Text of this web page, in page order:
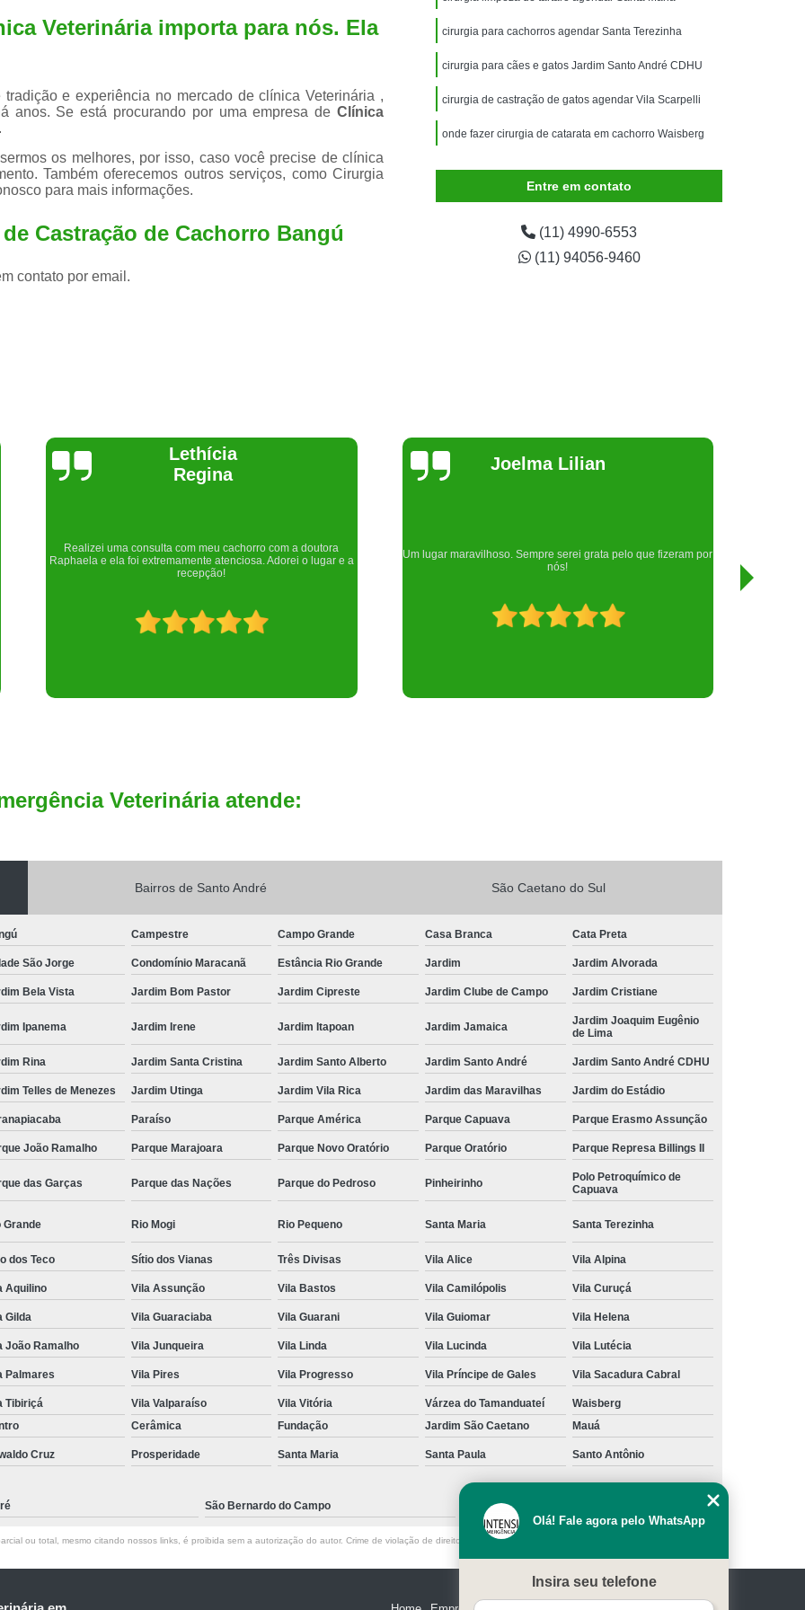
Exame para Animais
Exame para Animais Santo André
Exame para Animais São Caetano
Internação Animal
Internação de Animais
Internação para Animais de Estimação
Internação para Cachorro
Internação para Cães
Internação para Gatos
Internação Semi Intensiva Veterinária
Internação Uti Veterinária
Internação Veterinária Santo André
Internação Veterinária São Caetano
Limpeza de Tártaro para Cães
Veterinária importa para nós. Ela
e experiência no mercado de clínica Veterinária ,
anos. Se está procurando por uma empresa de Clínica
os melhores, por isso, caso você precise de clínica
Também oferecemos outros serviços, como Cirurgia
para mais informações.
Castração de Cachorro Bangú
contato por email.
cirurgia para cachorros agendar Santa Terezinha
cirurgia para cães e gatos Jardim Santo André CDHU
cirurgia de castração de gatos agendar Vila Scarpelli
onde fazer cirurgia de catarata em cachorro Waisberg
Entre em contato
(11) 4990-6553
(11) 94056-9460
e a
Joelma Lilian
Um lugar maravilhoso. Sempre serei grata pelo que fizeram por
nós!
Samara
Rodrigues
Nota mil para esta clínica, que cuidou da minha filha Gamora
🐱, atendimento top, desde a recepção que são muito
atenciosas.
Veterinária atende:
Bairros de Santo André São Caetano do Sul
Campestre Campo Grande Casa Branca Cata Preta
São Jorge Condomínio Maracanã Estância Rio Grande Jardim Jardim Alvorada
Bela Vista Jardim Bom Pastor Jardim Cipreste Jardim Clube de Campo Jardim Cristiane
Ipanema Jardim Irene Jardim Itapoan Jardim Jamaica
Jardim Joaquim Eugênio
de Lima
Rina Jardim Santa Cristina Jardim Santo Alberto Jardim Santo André Jardim Santo André CDHU
Telles de Menezes Jardim Utinga Jardim Vila Rica Jardim das Maravilhas Jardim do Estádio
Paraíso Parque América Parque Capuava Parque Erasmo Assunção
João Ramalho Parque Marajoara Parque Novo Oratório Parque Oratório Parque Represa Billings II
das Garças Parque das Nações Parque do Pedroso Pinheirinho
Polo Petroquímico de
Capuava
Grande Rio Mogi Rio Pequeno Santa Maria Santa Terezinha
dos Teco Sítio dos Vianas Três Divisas Vila Alice Vila Alpina
Aquilino Vila Assunção Vila Bastos Vila Camilópolis Vila Curuçá
Gilda Vila Guaraciaba Vila Guarani Vila Guiomar Vila Helena
João Ramalho Vila Junqueira Vila Linda Vila Lucinda Vila Lutécia
Palmares Vila Pires Vila Progresso Vila Príncipe de Gales Vila Sacadura Cabral
Tibiriçá Vila Valparaíso Vila Vitória Várzea do Tamanduateí
Waisberg
Cerâmica Fundação Jardim São Caetano Mauá
Cruz Prosperidade Santa Maria Santa Paula Santo Antônio
São Bernardo do Campo São Caetano do Sul
ou total, mesmo citando nossos links, é proibida sem a autorização do autor. Crime de violação de direito autoral – artigo 184 do Código Penal –
Olá! Fale agora pelo WhatsApp
Insira seu telefone